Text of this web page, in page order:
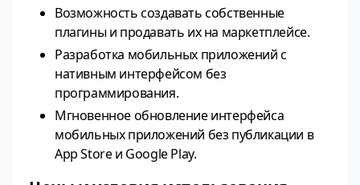
Возможность создавать собственные
плагины и продавать их на маркетплейсе.
Разработка мобильных приложений с
нативным интерфейсом без
программирования.
Мгновенное обновление интерфейса
мобильных приложений без публикации в
App Store и Google Play.